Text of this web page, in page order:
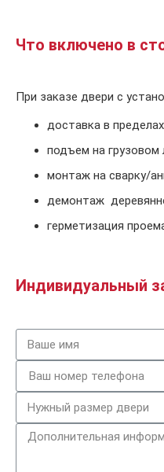
Что включено в
При заказе двери с
доставка в
подъем на грузовом
монтаж на сварку/
демонтаж
герметизация
Индивидуальный